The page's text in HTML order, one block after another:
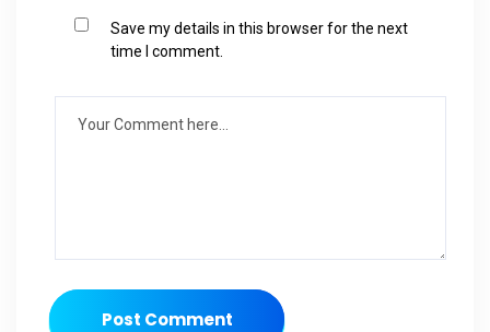
Save my details in this browser for the next
time I comment.
Post Comment